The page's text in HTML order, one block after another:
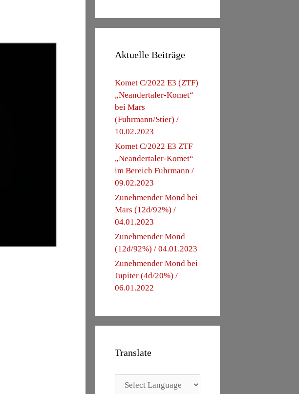
Aktuelle Beiträge
Komet C/2022 E3 (ZTF)
„Neandertaler-Komet“
bei Mars
(Fuhrmann/Stier) /
10.02.2023
Komet C/2022 E3 ZTF
„Neandertaler-Komet“
im Bereich Fuhrmann /
09.02.2023
Zunehmender Mond bei
Mars (12d/92%) /
04.01.2023
Zunehmender Mond
(12d/92%) / 04.01.2023
Zunehmender Mond bei
Jupiter (4d/20%) /
06.01.2022
Translate